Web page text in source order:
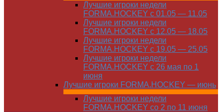
Лучшие игроки недели
FORMA.HOCKEY с 01.05 — 11.05
Лучшие игроки недели
FORMA.HOCKEY с 12.05 — 18.05
Лучшие игроки недели
FORMA.HOCKEY с 19.05 — 25.05
Лучшие игроки недели
FORMA.HOCKEY с 26 мая по 1
июня
Лучшие игроки FORMA.HOCKEY — июнь
Лучшие игроки недели
FORMA.HOCKEY со 2 по 11 июня